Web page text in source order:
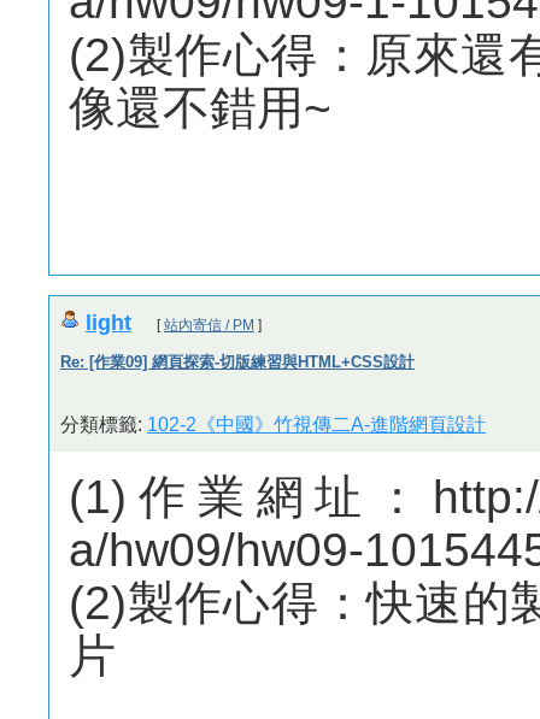
(2)製作心得：原來還
像還不錯用~
light [站內寄信 / PM ]
Re: [作業09] 網頁探索-切版練習與HTML+CSS設計
分類標籤: 102-2《中國》竹視傳二A-進階網頁設計
(1)作業網址：http://
a/hw09/hw09-
(2)製作心得：快速的
片